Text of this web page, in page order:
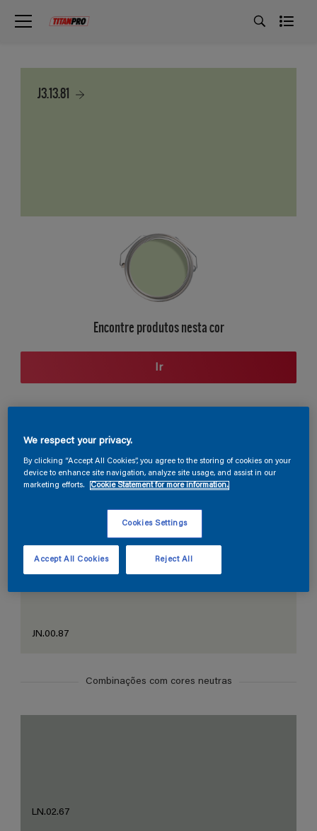
J3.13.81
Encontre produtos nesta cor
Ir
Seção de cores
JN.00.87
Combinações com cores neutras
LN.02.67
We respect your privacy.
By clicking “Accept All Cookies”, you agree to the storing of cookies on your
device to enhance site navigation, analyze site usage, and assist in our
marketing efforts.
Cookie Statement for more information.
Cookies Settings
Reject All
Accept All Cookies